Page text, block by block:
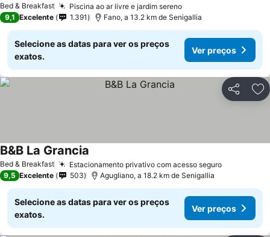
Bed & Breakfast Piscina ao ar livre e jardim sereno
9,1 Excelente 1.391 Fano, a 13.2 km de Senigallia
Selecione as datas para ver os preços
exatos.
Ver preços
Partilhar
Bed & Breakfast Estacionamento privativo com acesso seguro
B&B La Grancia
9,5 Excelente 503 Agugliano, a 18.2 km de Senigallia
Selecione as datas para ver os preços
exatos.
Ver preços